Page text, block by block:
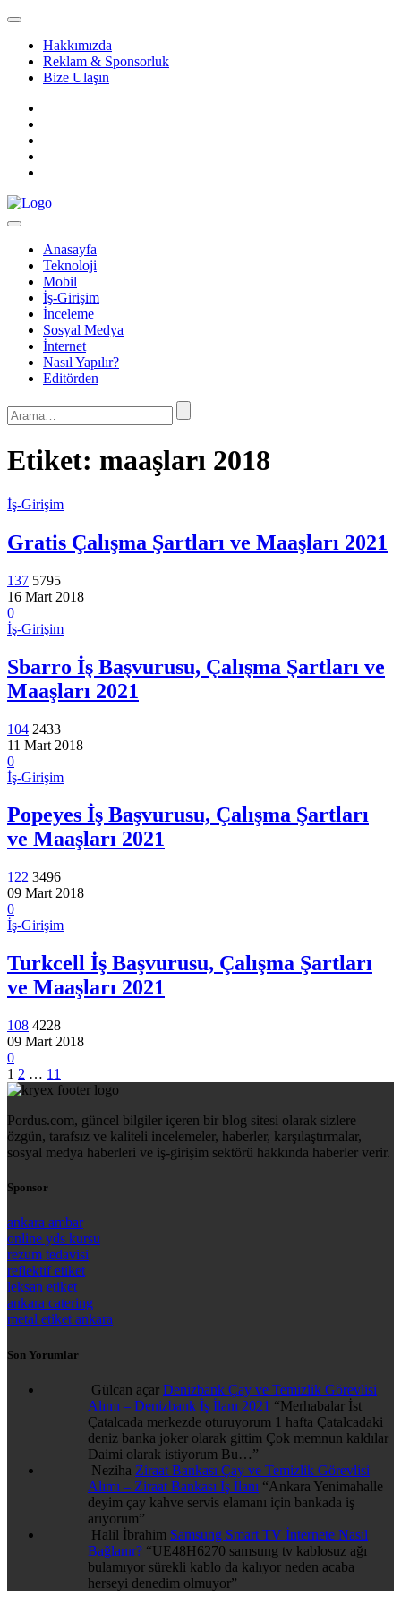
Hakkımızda
Reklam & Sponsorluk
Bize Ulaşın
Anasayfa
Teknoloji
Mobil
İş-Girişim
İnceleme
Sosyal Medya
İnternet
Nasıl Yapılır?
Editörden
Etiket: maaşları 2018
İş-Girişim
Gratis Çalışma Şartları ve Maaşları 2021
137 5795
16 Mart 2018
0
İş-Girişim
Sbarro İş Başvurusu, Çalışma Şartları ve
Maaşları 2021
104 2433
11 Mart 2018
0
İş-Girişim
Popeyes İş Başvurusu, Çalışma Şartları
ve Maaşları 2021
122 3496
09 Mart 2018
0
İş-Girişim
Turkcell İş Başvurusu, Çalışma Şartları
ve Maaşları 2021
108 4228
09 Mart 2018
0
1 2 … 11
Pordus.com, güncel bilgiler içeren bir blog sitesi olarak sizlere
özgün, tarafsız ve kaliteli incelemeler, haberler, karşılaştırmalar,
sosyal medya haberleri ve iş-girişim sektörü hakkında haberler verir.
Sponsor
ankara ambar
online yds kursu
rezum tedavisi
reflektif etiket
leksan etiket
ankara catering
metal etiket ankara
Son Yorumlar
Gülcan açar Denizbank Çay ve Temizlik Görevlisi
Alımı – Denizbank İş İlanı 2021 “Merhabalar İst
Çatalcada merkezde oturuyorum 1 hafta Çatalcadaki
deniz banka joker olarak gittim Çok memnun kaldılar
Daimi olarak istiyorum Bu…”
Neziha Ziraat Bankası Çay ve Temizlik Görevlisi
Alımı – Ziraat Bankası İş İlanı “Ankara Yenimahalle
deyim çay kahve servis elamanı için bankada iş
arıyorum”
Halil İbrahim Samsung Smart TV İnternete Nasıl
Bağlanır? “UE48H6270 samsung tv kablosuz ağı
bulamıyor sürekli kablo da kalıyor neden acaba
herseyi denedim olmuyor”